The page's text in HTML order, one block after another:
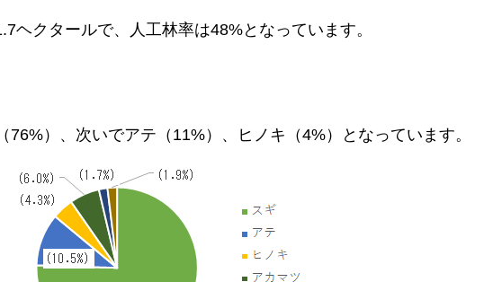
ヘクタールで、人工林率は48%となっています。
76%）、次いでアテ（11%）、ヒノキ（4%）となっています。